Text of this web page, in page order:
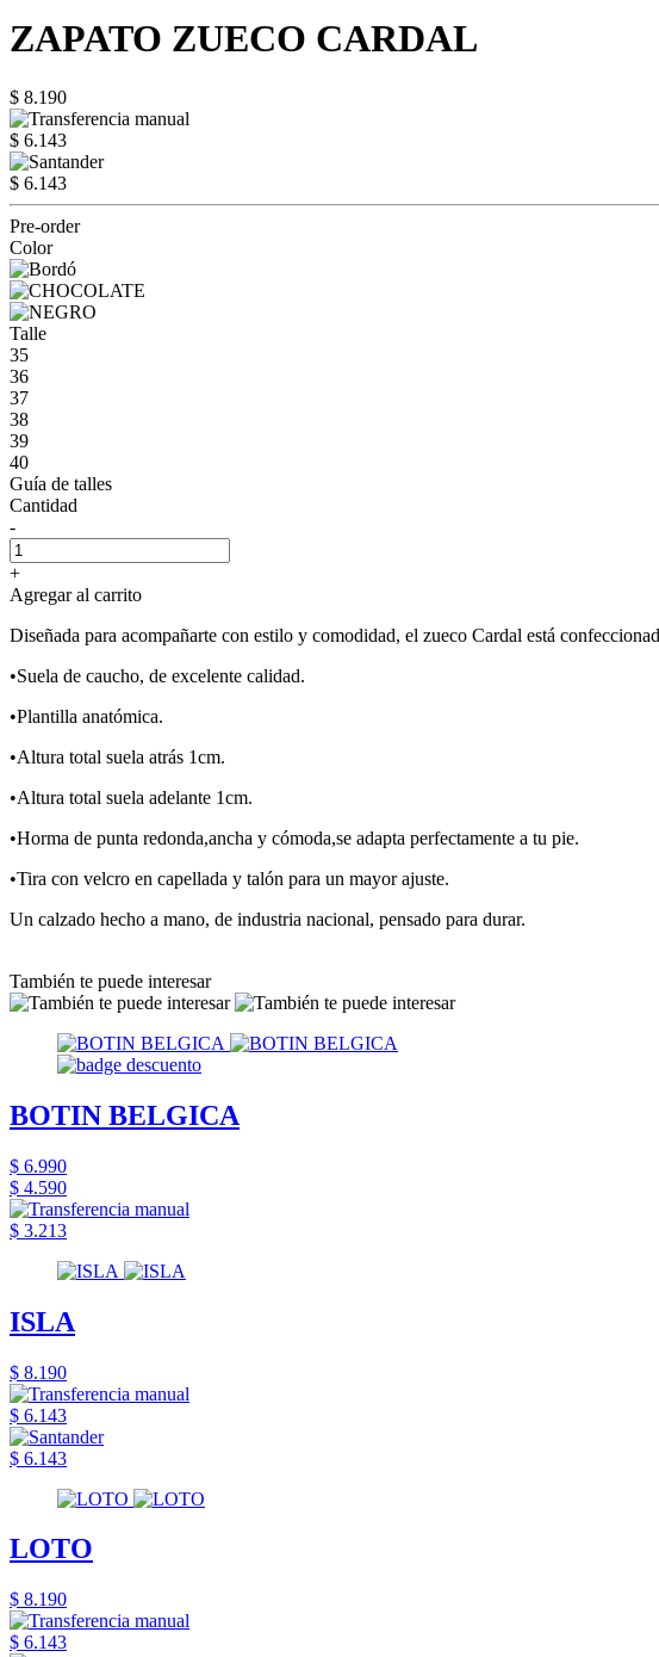
ZAPATO ZUECO CARDAL
$ 8.190
$ 6.143
$ 6.143
Pre-order
Color
Talle
35
36
37
38
39
40
Guía de talles
Cantidad
-
+
Agregar al carrito
Diseñada para acompañarte con estilo y comodidad, el zueco Cardal está
•Suela de caucho, de excelente calidad.
•Plantilla anatómica.
•Altura total suela atrás 1cm.
•Altura total suela adelante 1cm.
•Horma de punta redonda,ancha y cómoda,se adapta perfectamente a tu pie.
•Tira con velcro en capellada y talón para un mayor ajuste.
Un calzado hecho a mano, de industria nacional, pensado para durar.
También te puede interesar
BOTIN BELGICA
$ 6.990
$ 4.590
$ 3.213
ISLA
$ 8.190
$ 6.143
$ 6.143
LOTO
$ 8.190
$ 6.143